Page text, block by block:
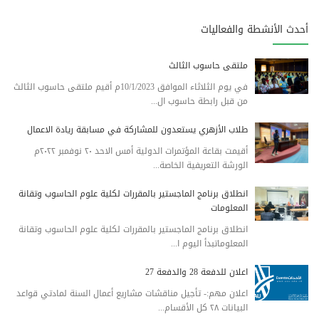
أحدث الأنشطة والفعاليات
ملتقى حاسوب الثالث
في يوم الثلاثاء الموافق 10/1/2023م أقيم ملتقى حاسوب الثالث
من قبل رابطة حاسوب ال...
طلاب الأزهري يستعدون للمشاركة في مسابقة ريادة الاعمال
أقيمت بقاعة المؤتمرات الدولية أمس الاحد ٢٠ نوفمبر ٢٠٢٢م
الورشة التعريفية الخاصة...
انطلاق برنامج الماجستير بالمقررات لكلية علوم الحاسوب وتقانة
المعلومات
انطلاق برنامج الماجستير بالمقررات لكلية علوم الحاسوب وتقانة
المعلوماتبدأ اليوم ا...
اعلان للدفعة 28 والدفعة 27
اعلان مهم:- تأجيل مناقشات مشاريع أعمال السنة لمادتي قواعد
البيانات ٢٨ كل الأقسام...